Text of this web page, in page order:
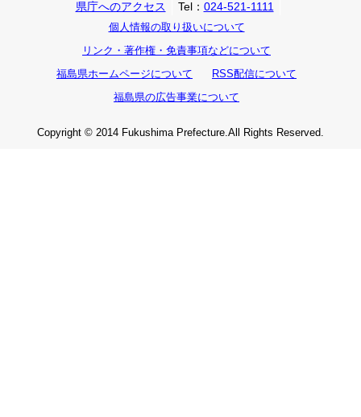
県庁へのアクセス Tel： 024-521-1111
個人情報の取り扱いについて
リンク・著作権・免責事項などについて
福島県ホームページについて
RSS配信について
福島県の広告事業について
Copyright © 2014 Fukushima Prefecture.All Rights Reserved.